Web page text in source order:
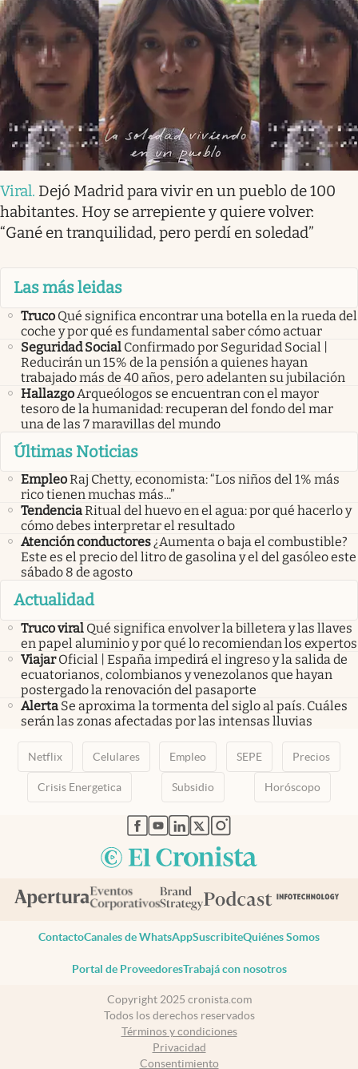
Viral. Dejó Madrid para vivir en un pueblo de 100
habitantes. Hoy se arrepiente y quiere volver:
“Gané en tranquilidad, pero perdí en soledad”
Las más leidas
Truco Qué significa encontrar una botella en la rueda del
coche y por qué es fundamental saber cómo actuar
Seguridad Social Confirmado por Seguridad Social |
Reducirán un 15% de la pensión a quienes hayan
trabajado más de 40 años, pero adelanten su jubilación
Hallazgo Arqueólogos se encuentran con el mayor
tesoro de la humanidad: recuperan del fondo del mar
una de las 7 maravillas del mundo
Últimas Noticias
EmpleoRaj Chetty, economista: “Los niños del 1% más
rico tienen muchas más...”
TendenciaRitual del huevo en el agua: por qué hacerlo y
cómo debes interpretar el resultado
Atención conductores¿Aumenta o baja el combustible?
Este es el precio del litro de gasolina y el del gasóleo este
sábado 8 de agosto
Actualidad
Truco viral Qué significa envolver la billetera y las llaves
en papel aluminio y por qué lo recomiendan los expertos
Viajar Oficial | España impedirá el ingreso y la salida de
ecuatorianos, colombianos y venezolanos que hayan
postergado la renovación del pasaporte
Alerta Se aproxima la tormenta del siglo al país. Cuáles
serán las zonas afectadas por las intensas lluvias
Netflix Celulares Empleo SEPE Precios
Crisis Energetica Subsidio Horóscopo
abre en nueva pestaña
abre en nueva pestaña
abre en nueva pestaña
abre en nueva pestaña
abre en nueva pestaña
ContactoCanales de WhatsAppSuscribiteQuiénes Somos
Portal de ProveedoresTrabajá con nosotros
Copyright 2025 cronista.com
Todos los derechos reservados
Términos y condiciones
Privacidad
Consentimiento